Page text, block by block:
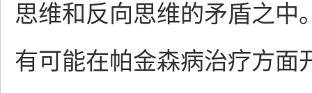
思维和反向思维的矛盾之中
有可能在帕金森病治疗方面